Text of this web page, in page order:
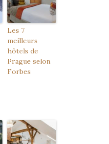
Les 7
meilleurs
hôtels de
Prague selon
Forbes